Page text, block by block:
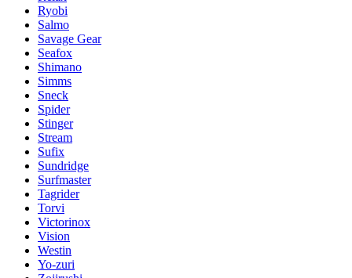
Ryobi
Salmo
Savage Gear
Seafox
Shimano
Simms
Sneck
Spider
Stinger
Stream
Sufix
Sundridge
Surfmaster
Tagrider
Torvi
Victorinox
Vision
Westin
Yo-zuri